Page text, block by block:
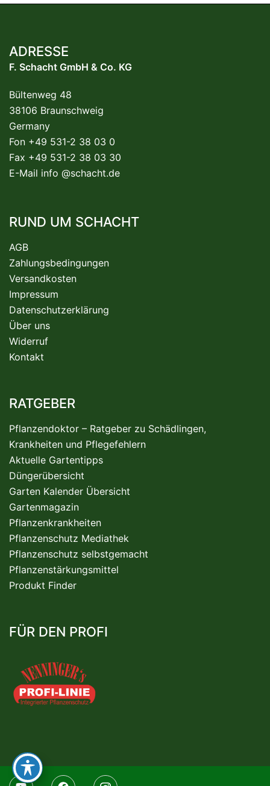
ADRESSE
F. Schacht GmbH & Co. KG
Bültenweg 48
38106 Braunschweig
Germany
Fon +49 531-2 38 03 0
Fax +49 531-2 38 03 30
E-Mail info @schacht.de
RUND UM SCHACHT
AGB
Zahlungsbedingungen
Versandkosten
Impressum
Datenschutzerklärung
Über uns
Widerruf
Kontakt
RATGEBER
Pflanzendoktor – Ratgeber zu Schädlingen,
Krankheiten und Pflegefehlern
Aktuelle Gartentipps
Düngerübersicht
Garten Kalender Übersicht
Gartenmagazin
Pflanzenkrankheiten
Pflanzenschutz Mediathek
Pflanzenschutz selbstgemacht
Pflanzenstärkungsmittel
Produkt Finder
FÜR DEN PROFI